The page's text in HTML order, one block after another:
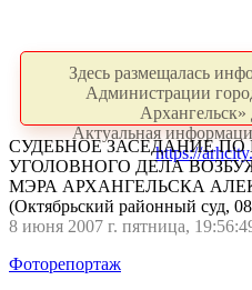
Здесь размещалась
Администрации
Архангельск»
Актуальная
https://
СУДЕБНОЕ ЗАСЕДАНИЕ
УГОЛОВНОГО ДЕЛА
МЭРА АРХАНГЕЛЬСКА
(Октябрьский районный суд,
8 июня 2007 г. пятница,
Фоторепортаж